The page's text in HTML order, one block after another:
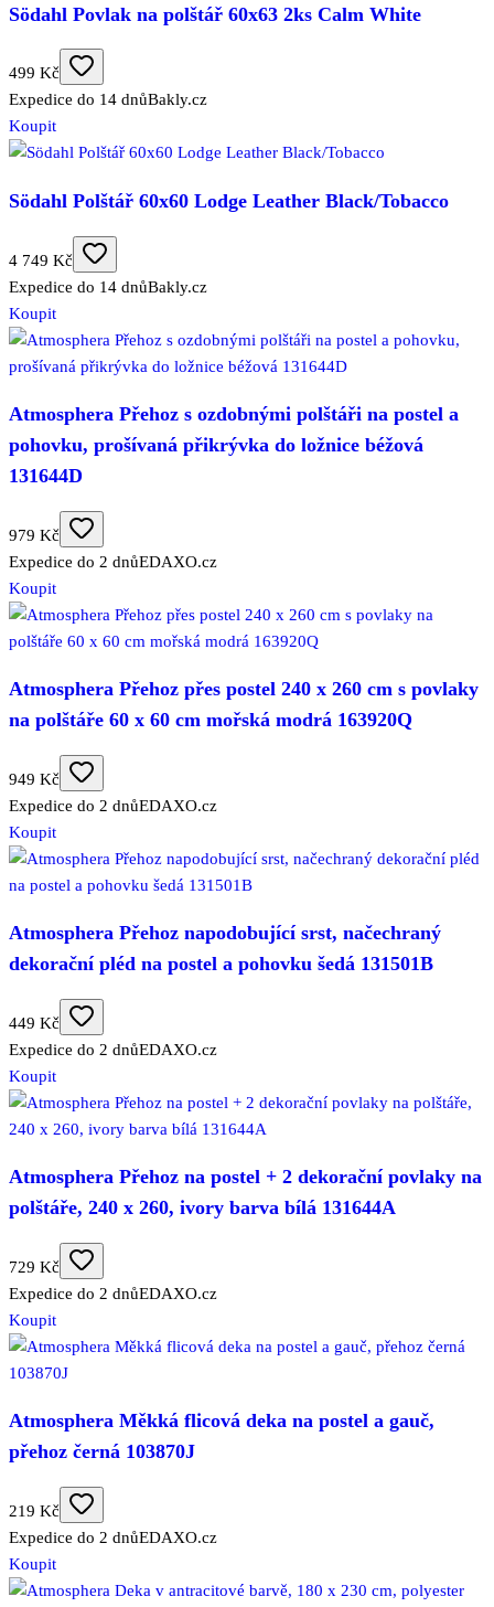
Södahl Povlak na polštář 60x63 2ks Calm White
499 Kč
Expedice do 14 dnůBakly.cz
Koupit
Södahl Polštář 60x60 Lodge Leather Black/Tobacco
4 749 Kč
Expedice do 14 dnůBakly.cz
Koupit
Atmosphera Přehoz s ozdobnými polštáři na postel a
pohovku, prošívaná přikrývka do ložnice béžová
131644D
979 Kč
Expedice do 2 dnůEDAXO.cz
Koupit
Atmosphera Přehoz přes postel 240 x 260 cm s povlaky
na polštáře 60 x 60 cm mořská modrá 163920Q
949 Kč
Expedice do 2 dnůEDAXO.cz
Koupit
Atmosphera Přehoz napodobující srst, načechraný
dekorační pléd na postel a pohovku šedá 131501B
449 Kč
Expedice do 2 dnůEDAXO.cz
Koupit
Atmosphera Přehoz na postel + 2 dekorační povlaky na
polštáře, 240 x 260, ivory barva bílá 131644A
729 Kč
Expedice do 2 dnůEDAXO.cz
Koupit
Atmosphera Měkká flicová deka na postel a gauč,
přehoz černá 103870J
219 Kč
Expedice do 2 dnůEDAXO.cz
Koupit